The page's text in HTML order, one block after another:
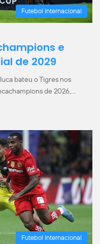
Futebol Internacional
e
de 2029
bateu o Tigres nos
de 2026,…
Futebol Internacional